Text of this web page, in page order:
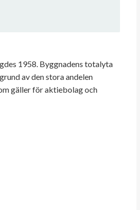
1958. Byggnadens totalyta
av den stora andelen
gäller för aktiebolag och